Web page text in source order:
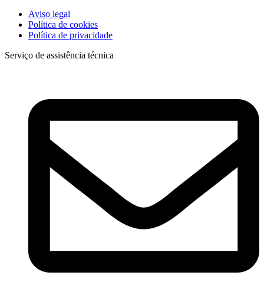
Aviso legal
Política de cookies
Política de privacidade
Serviço de assistência técnica